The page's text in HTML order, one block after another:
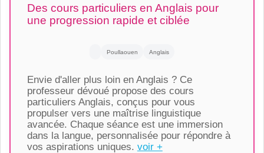
Des cours particuliers en Anglais pour
une progression rapide et ciblée
Poullaouen Anglais
Envie d'aller plus loin en Anglais ? Ce
professeur dévoué propose des cours
particuliers Anglais, conçus pour vous
propulser vers une maîtrise linguistique
avancée. Chaque séance est une immersion
dans la langue, personnalisée pour répondre à
vos aspirations uniques. voir +